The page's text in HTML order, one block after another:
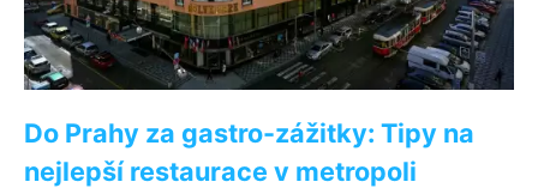
Do Prahy za gastro-zážitky: Tipy na
nejlepší restaurace v metropoli